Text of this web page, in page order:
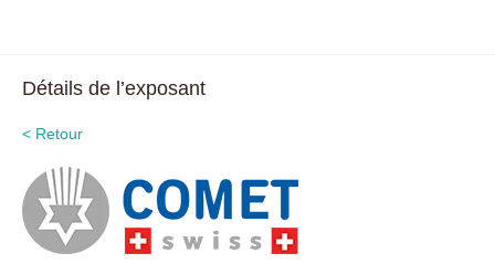
Détails de l’exposant
< Retour